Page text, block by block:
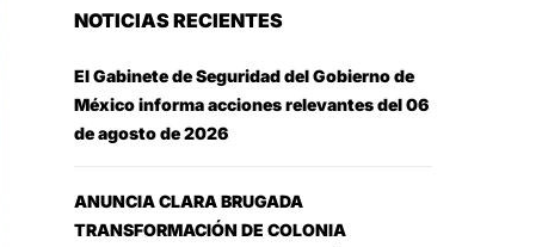
NOTICIAS RECIENTES
El Gabinete de Seguridad del Gobierno de
México informa acciones relevantes del 06
de agosto de 2026
ANUNCIA CLARA BRUGADA
TRANSFORMACIÓN DE COLONIA